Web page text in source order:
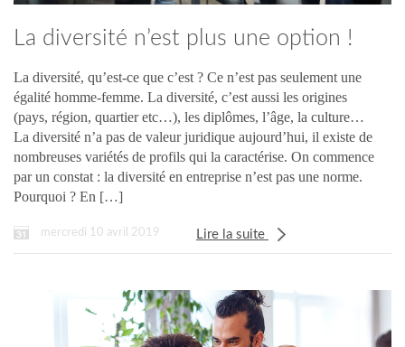
La diversité n’est plus une option !
La diversité, qu’est-ce que c’est ? Ce n’est pas seulement une
égalité homme-femme. La diversité, c’est aussi les origines
(pays, région, quartier etc…), les diplômes, l’âge, la culture…
La diversité n’a pas de valeur juridique aujourd’hui, il existe de
nombreuses variétés de profils qui la caractérise. On commence
par un constat : la diversité en entreprise n’est pas une norme.
Pourquoi ? En […]
mercredi 10 avril 2019 Lire la suite